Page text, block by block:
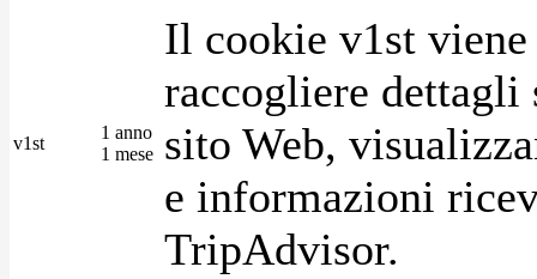
v1st
1 anno
1 mese
Il cookie v1st
raccogliere
sito Web,
e informazioni
TripAdvisor.